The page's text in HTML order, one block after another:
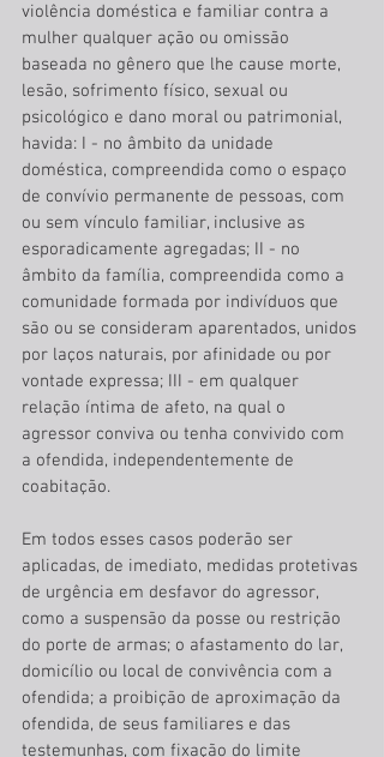
violência doméstica e familiar contra a
mulher qualquer ação ou omissão
baseada no gênero que lhe cause morte,
lesão, sofrimento físico, sexual ou
psicológico e dano moral ou patrimonial,
havida: I - no âmbito da unidade
doméstica, compreendida como o espaço
de convívio permanente de pessoas, com
ou sem vínculo familiar, inclusive as
esporadicamente agregadas; II - no
âmbito da família, compreendida como a
comunidade formada por indivíduos que
são ou se consideram aparentados, unidos
por laços naturais, por afinidade ou por
vontade expressa; III - em qualquer
relação íntima de afeto, na qual o
agressor conviva ou tenha convivido com
a ofendida, independentemente de
coabitação.
Em todos esses casos poderão ser
aplicadas, de imediato, medidas protetivas
de urgência em desfavor do agressor,
como a suspensão da posse ou restrição
do porte de armas; o afastamento do lar,
domicílio ou local de convivência com a
ofendida; a proibição de aproximação da
ofendida, de seus familiares e das
testemunhas, com fixação do limite